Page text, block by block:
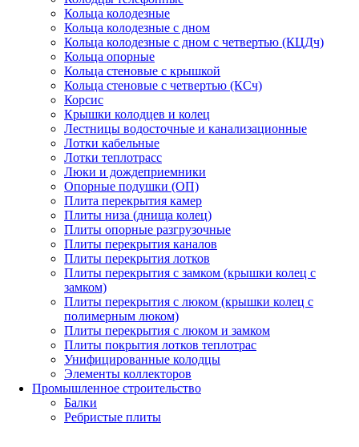
Кольца колодезные
Кольца колодезные с дном
Кольца колодезные с дном с четвертью (КЦДч)
Кольца опорные
Кольца стеновые с крышкой
Кольца стеновые с четвертью (КСч)
Корсис
Крышки колодцев и колец
Лестницы водосточные и канализационные
Лотки кабельные
Лотки теплотрасс
Люки и дождеприемники
Опорные подушки (ОП)
Плита перекрытия камер
Плиты низа (днища колец)
Плиты опорные разгрузочные
Плиты перекрытия каналов
Плиты перекрытия лотков
Плиты перекрытия с замком (крышки колец с
замком)
Плиты перекрытия с люком (крышки колец с
полимерным люком)
Плиты перекрытия с люком и замком
Плиты покрытия лотков теплотрас
Унифицированные колодцы
Элементы коллекторов
Промышленное строительство
Балки
Ребристые плиты